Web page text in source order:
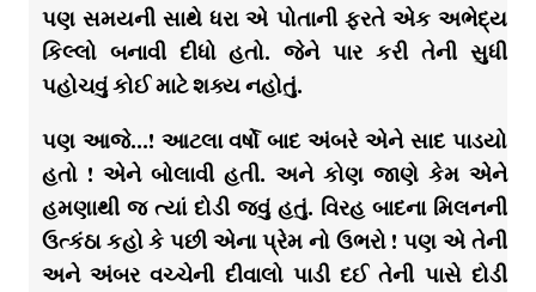
પણ સમયની સાથે ધરા એ પોતાની ફરતે એક અભેદ્ય
કિલ્લો બનાવી દીધો હતો. જેને પાર કરી તેની સુધી
પહોચવું કોઈ માટે શક્ય નહોતું.
પણ આજે…! આટલા વર્ષો બાદ અંબરે એને સાદ પાડયો
હતો ! એને બોલાવી હતી. અને કોણ જાણે કેમ એને
હમણાથી જ ત્યાં દોડી જવું હતું. વિરહ બાદના મિલનની
ઉત્કંઠા કહો કે પછી એના પ્રેમ નો ઉભરો ! પણ એ તેની
અને અંબર વચ્ચેની દીવાલો પાડી દઈ તેની પાસે દોડી